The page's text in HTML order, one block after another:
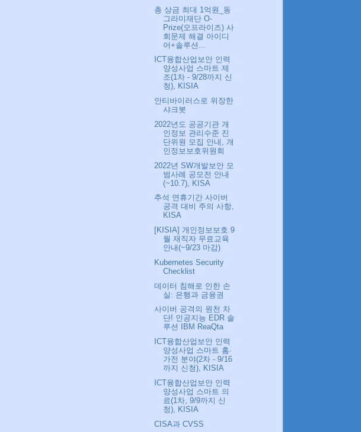
총 상금 최대 1억원_동
그라미재단 O-
Prize(오프라이즈) 사
회문제 해결 아이디
어+솔루션...
ICT융합산업보안 인력
양성사업 스마트 제
조(1차 - 9/28까지 신
청), KISIA
안티바이러스로 위장한
샤크봇
2022년도 공공기관 개
인정보 관리수준 진
단위원 모집 안내, 개
인정보보호위원회
2022년 SW개발보안 모
범사례 공모전 안내
(~10.7), KISA
추석 연휴기간 사이버
공격 대비 주의 사항,
KISA
[KISIA] 개인정보보호 9
월 재직자 무료교육
안내(~9/23 마감)
Kubernetes Security
Checklist
데이터 침해로 인한 손
실: 은행과 금융권
사이버 공격의 원천 차
단! 인공지능 EDR 솔
루션 IBM ReaQta
ICT융합산업보안 인력
양성사업 스마트 홈·
가전 분야(2차 - 9/16
까지 신청), KISIA
ICT융합산업보안 인력
양성사업 스마트 의
료(1차, 9/9까지 신
청), KISIA
CISA과 CVSS